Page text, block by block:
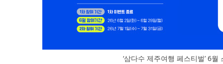
‘삼다수 제주여행 페스티벌’ 6